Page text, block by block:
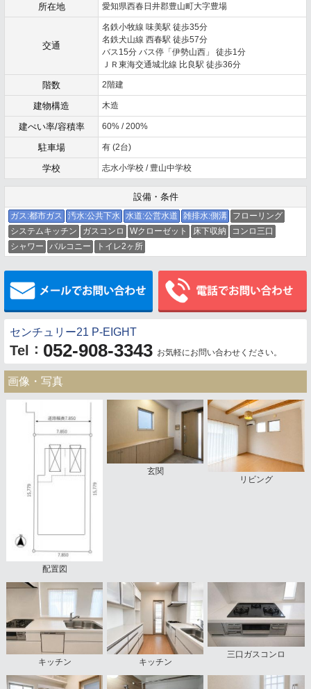
所在地 愛知県西春日井郡豊山町大字豊場
交通
名鉄小牧線 味美駅 徒歩35分
名鉄犬山線 西春駅 徒歩57分
バス15分 バス停「伊勢山西」 徒歩1分
ＪＲ東海交通城北線 比良駅 徒歩36分
階数 2階建
建物構造 木造
建ぺい率/容積率 60% / 200%
駐車場 有 (2台)
学校 志水小学校 / 豊山中学校
設備・条件
ガス:都市ガス 汚水:公共下水 水道:公営水道 雑排水:側溝
フローリング
システムキッチン
ガスコンロ Wクローゼット 床下収納
コンロ三口
シャワー
バルコニー トイレ2ヶ所
メールでお問い合わせ
センチュリー21 P-EIGHT
Tel ： 052-908-3343 お気軽にお問い合わせください。
画像・写真
配置図
玄関
リビング
キッチン キッチン
三口ガスコンロ